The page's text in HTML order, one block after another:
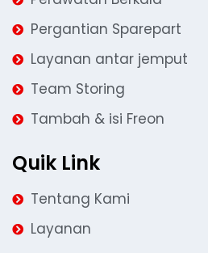
Pergantian Sparepart
Layanan antar jemput
Team Storing
Tambah & isi Freon
Quik Link
Tentang Kami
Layanan